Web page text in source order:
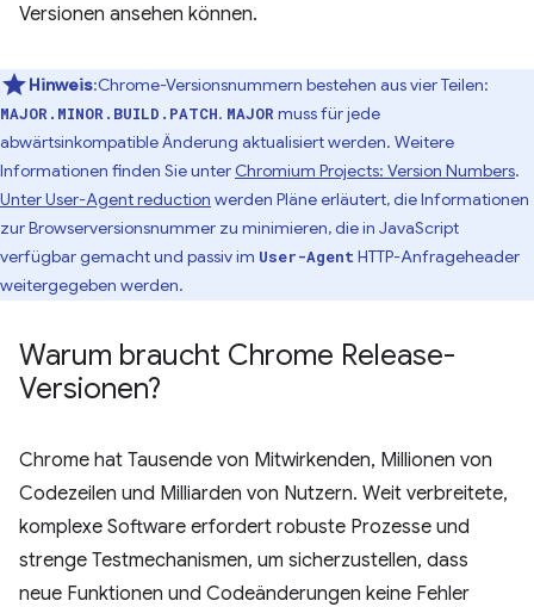
Versionen ansehen können.
Hinweis:Chrome-Versionsnummern bestehen aus vier Teilen:
MAJOR.MINOR.BUILD.PATCH. MAJOR muss für jede
abwärtsinkompatible Änderung aktualisiert werden. Weitere
Informationen finden Sie unter Chromium Projects: Version Numbers.
Unter User-Agent reduction werden Pläne erläutert, die Informationen
zur Browserversionsnummer zu minimieren, die in JavaScript
verfügbar gemacht und passiv im User-Agent HTTP-Anfrageheader
weitergegeben werden.
Warum braucht Chrome Release-
Versionen?
Chrome hat Tausende von Mitwirkenden, Millionen von
Codezeilen und Milliarden von Nutzern. Weit verbreitete,
komplexe Software erfordert robuste Prozesse und
strenge Testmechanismen, um sicherzustellen, dass
neue Funktionen und Codeänderungen keine Fehler